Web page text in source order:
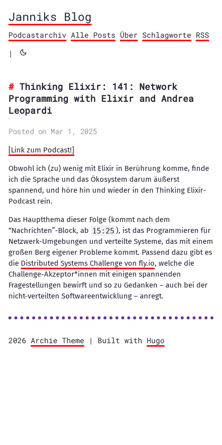
Janniks Blog
Podcastarchiv Alle Posts Über Schlagworte RSS
|
Thinking Elixir: 141: Network
Programming with Elixir and Andrea
Leopardi
Posted on Mar 1, 2025
[Link zum Podcast!]
Obwohl ich (zu) wenig mit Elixir in Berührung komme, finde
ich die Sprache und das Ökosystem darum äußerst
spannend, und höre hin und wieder in den Thinking Elixir-
Podcast rein.
Das Hauptthema dieser Folge (kommt nach dem
“Nachrichten”-Block, ab 15:25 ), ist das Programmieren für
Netzwerk-Umgebungen und verteilte Systeme, das mit einem
großen Berg eigener Probleme kommt. Passend dazu gibt es
die Distributed Systems Challenge von fly.io, welche die
Challenge-Akzeptor*innen mit einigen spannenden
Fragestellungen bewirft und so zu Gedanken – auch bei der
nicht-verteilten Softwareentwicklung – anregt.
2026 Archie Theme | Built with Hugo